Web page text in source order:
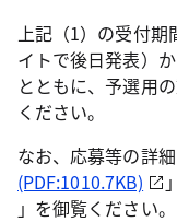
上記（1）の受付期
イトで後日発表）
とともに、予選用
ください。
なお、応募等の詳
(PDF:1010.7KB)
」を御覧ください。